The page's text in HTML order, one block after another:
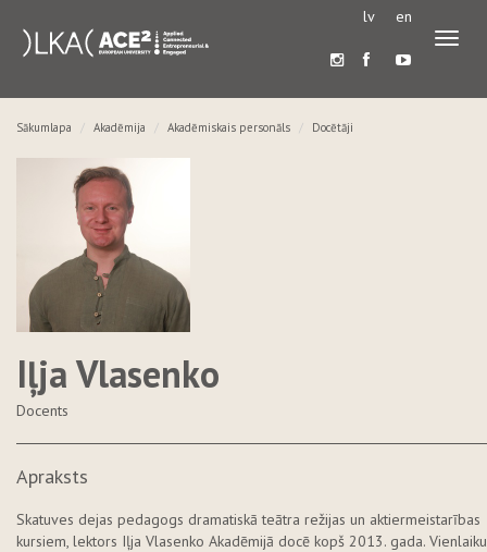
lv en
Sākumlapa Akadēmija Akadēmiskais personāls Docētāji
Iļja Vlasenko
Docents
Apraksts
Skatuves dejas pedagogs dramatiskā teātra režijas un aktiermeistarības
kursiem, lektors Iļja Vlasenko Akadēmijā docē kopš 2013. gada.